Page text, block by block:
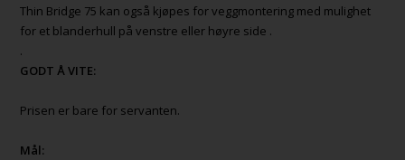
Thin Bridge 75 kan også kjøpes for veggmontering med mulighet
for et blanderhull på venstre eller høyre side .
.
GODT Å VITE:
Prisen er bare for servanten.
Mål: